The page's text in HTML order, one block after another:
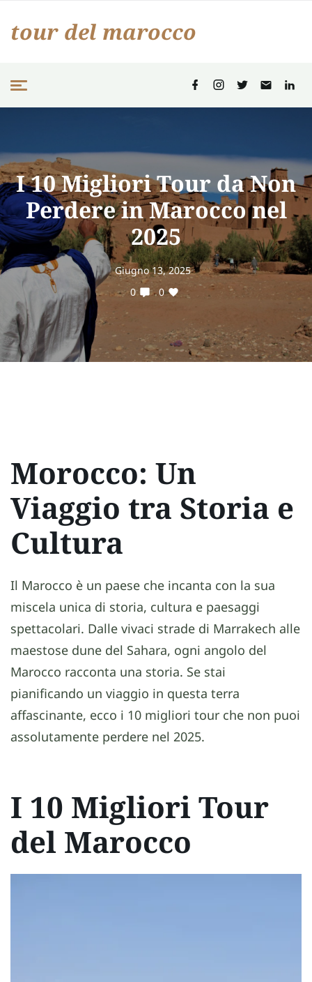
tour del marocco
I 10 Migliori Tour da Non
Perdere in Marocco nel
2025
Giugno 13, 2025
0
0
Morocco: Un
Viaggio tra Storia e
Cultura
Il Marocco è un paese che incanta con la sua
miscela unica di storia, cultura e paesaggi
spettacolari. Dalle vivaci strade di Marrakech alle
maestose dune del Sahara, ogni angolo del
Marocco racconta una storia. Se stai
pianificando un viaggio in questa terra
affascinante, ecco i 10 migliori tour che non puoi
assolutamente perdere nel 2025.
I 10 Migliori Tour
del Marocco